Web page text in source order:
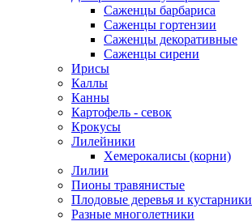
Саженцы барбариса
Саженцы гортензии
Саженцы декоративные
Саженцы сирени
Ирисы
Каллы
Канны
Картофель - севок
Крокусы
Лилейники
Хемерокалисы (корни)
Лилии
Пионы травянистые
Плодовые деревья и кустарники
Разные многолетники